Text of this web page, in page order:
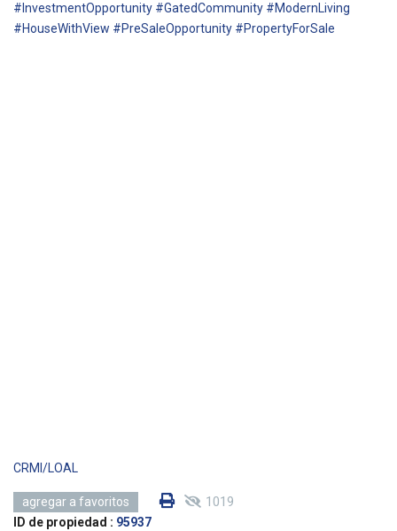
#InvestmentOpportunity #GatedCommunity #ModernLiving
#HouseWithView #PreSaleOpportunity #PropertyForSale
CRMI/LOAL
agregar a favoritos 1019
ID de propiedad : 95937